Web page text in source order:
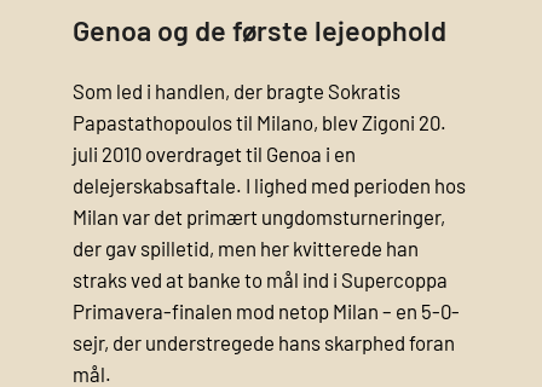
Genoa og de første lejeophold
Som led i handlen, der bragte Sokratis
Papastathopoulos til Milano, blev Zigoni 20.
juli 2010 overdraget til Genoa i en
delejerskabsaftale. I lighed med perioden hos
Milan var det primært ungdomsturneringer,
der gav spilletid, men her kvitterede han
straks ved at banke to mål ind i Supercoppa
Primavera-finalen mod netop Milan – en 5-0-
sejr, der understregede hans skarphed foran
mål.